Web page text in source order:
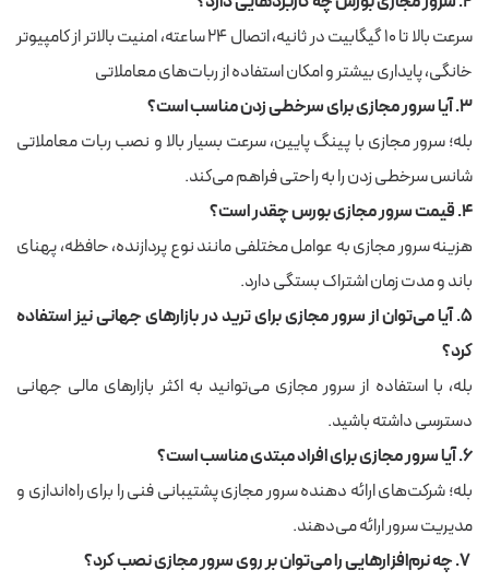
سرعت بالا تا ۱۰ گیگابیت در ثانیه، اتصال ۲۴ ساعته، امنیت بالاتر از کامپیوتر
خانگی، پایداری بیشتر و امکان استفاده از ربات‌های معاملاتی
۳. آیا سرور مجازی برای سرخطی زدن مناسب است؟
بله؛ سرور مجازی با پینگ پایین، سرعت بسیار بالا و نصب ربات معاملاتی
شانس سرخطی زدن را به راحتی فراهم می‌کند.
۴. قیمت سرور مجازی بورس چقدر است؟
هزینه سرور مجازی به عوامل مختلفی مانند نوع پردازنده، حافظه، پهنای
باند و مدت زمان اشتراک بستگی دارد.
۵. آیا می‌توان از سرور مجازی برای ترید در بازارهای جهانی نیز استفاده
کرد؟
بله، با استفاده از سرور مجازی می‌توانید به اکثر بازارهای مالی جهانی
دسترسی داشته باشید.
۶. آیا سرور مجازی برای افراد مبتدی مناسب است؟
بله؛ شرکت‌های ارائه دهنده سرور مجازی پشتیبانی فنی را برای راه‌اندازی و
مدیریت سرور ارائه می‌دهند.